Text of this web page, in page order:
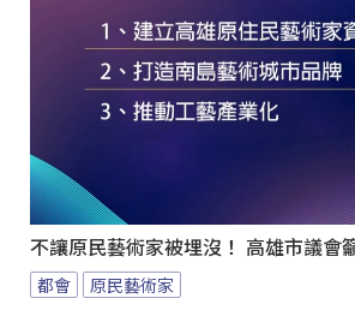
不讓原民藝術家被埋沒！ 高雄市議會
都會 原民藝術家